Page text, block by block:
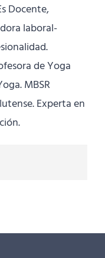
Docente,
laboral-
de Yoga
MBSR
Experta en